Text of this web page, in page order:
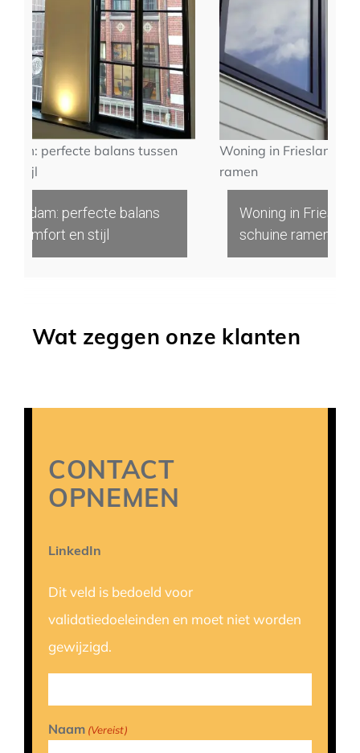
balans tussen
perfecte balans
en stijl
Woning in Friesland maatwerk
Woning in Friesland
schuine ramen
Wat zeggen onze klanten
CONTACT
OPNEMEN
LinkedIn
Dit veld is bedoeld voor
validatiedoeleinden en moet niet worden
gewijzigd.
Naam (Vereist)